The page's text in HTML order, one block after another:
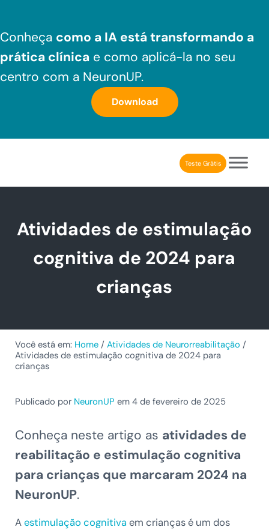
Conheça como a IA está transformando a
prática clínica e como aplicá-la no seu
centro com a NeuronUP.
Download
Aplicativo de estimulação cognitiva para profissionais
Teste Grátis
Atividades de estimulação
cognitiva de 2024 para
crianças
Você está em: Home / Atividades de Neurorreabilitação /
Atividades de estimulação cognitiva de 2024 para
crianças
Publicado por NeuronUP em 4 de fevereiro de 2025
Conheça neste artigo as atividades de
reabilitação e estimulação cognitiva
para crianças que marcaram 2024 na
NeuronUP.
Aestimulação cognitiva em crianças é um dos